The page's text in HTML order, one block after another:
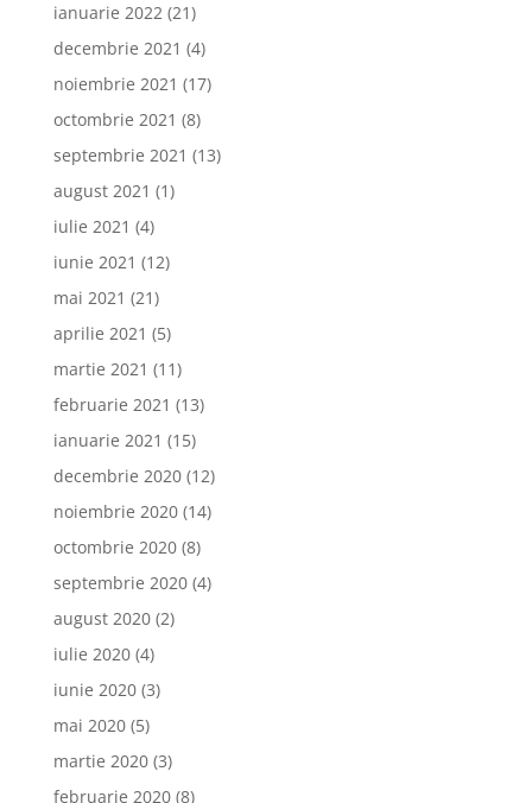
ianuarie 2022(21)
decembrie 2021 (4)
noiembrie 2021 (17)
octombrie 2021 (8)
septembrie 2021 (13)
august 2021 (1)
iulie 2021 (4)
iunie 2021 (12)
mai 2021 (21)
aprilie 2021 (5)
martie 2021 (11)
februarie 2021 (13)
ianuarie 2021 (15)
decembrie 2020(12)
noiembrie 2020(14)
octombrie 2020(8)
septembrie 2020(4)
august 2020(2)
iulie 2020(4)
iunie 2020(3)
mai 2020(5)
martie 2020(3)
februarie 2020(8)